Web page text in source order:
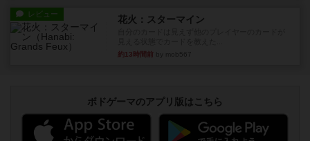
レビュー 花火：スターマイン
約13時間前 by mob567
ボドゲーマのアプリ版はこちら